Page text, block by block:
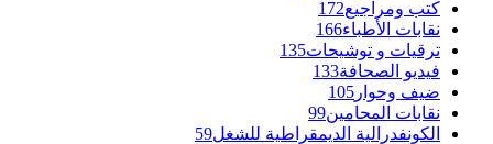
كتب ومراجيع 172
نقابات الأطباء166
ترقيات و توشيحات135
فيديو الصحافة133
ضيف وحوار105
نقابات المحامين99
الكونفدرالية الديمقراطية للشغل59